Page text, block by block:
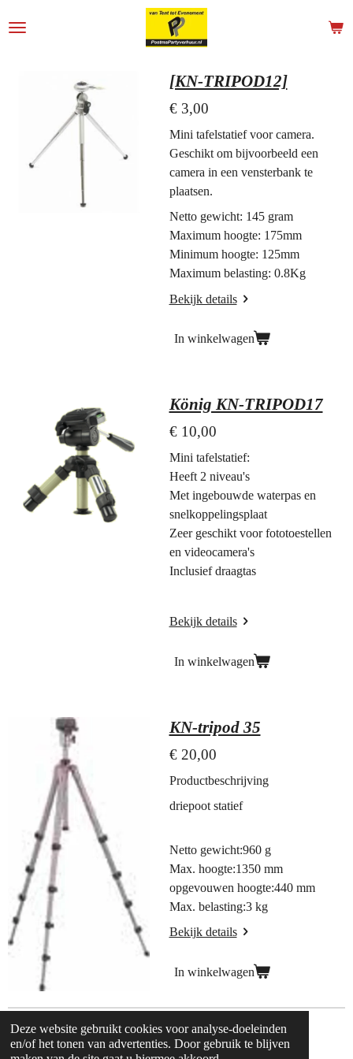
Deze website gebruikt cookies voor analyse-doeleinden
en/of het tonen van advertenties. Door gebruik te blijven
direct
hoofdinhoud
[KN-TRIPOD12]
€ 3,00
Mini tafelstatief voor camera.
Geschikt om bijvoorbeeld een
camera in een vensterbank te
plaatsen.
Netto gewicht: 145 gram
Maximum hoogte: 175mm
Minimum hoogte: 125mm
Maximum belasting: 0.8Kg
Bekijk details
In winkelwagen
König KN-TRIPOD17
€ 10,00
Mini tafelstatief:
Heeft 2 niveau's
Met ingebouwde waterpas en
snelkoppelingsplaat
Zeer geschikt voor fototoestellen
en videocamera's
Inclusief draagtas
Bekijk details
In winkelwagen
KN-tripod 35
€ 20,00
Productbeschrijving
driepoot statief
Netto gewicht:960 g
Max. hoogte:1350 mm
opgevouwen hoogte:440 mm
Max. belasting:3 kg
Bekijk details
In winkelwagen
© 2018 Postmapartyverhuur.nl